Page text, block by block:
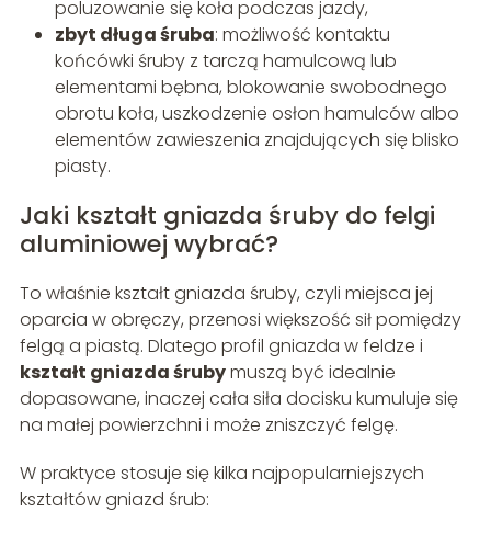
poluzowanie się koła podczas jazdy,
zbyt długa śruba: możliwość kontaktu
końcówki śruby z tarczą hamulcową lub
elementami bębna, blokowanie swobodnego
obrotu koła, uszkodzenie osłon hamulców albo
elementów zawieszenia znajdujących się blisko
piasty.
Jaki kształt gniazda śruby do felgi
aluminiowej wybrać?
To właśnie kształt gniazda śruby, czyli miejsca jej
oparcia w obręczy, przenosi większość sił pomiędzy
felgą a piastą. Dlatego profil gniazda w feldze i
kształt gniazda śrubymuszą być idealnie
dopasowane, inaczej cała siła docisku kumuluje się
na małej powierzchni i może zniszczyć felgę.
W praktyce stosuje się kilka najpopularniejszych
kształtów gniazd śrub: